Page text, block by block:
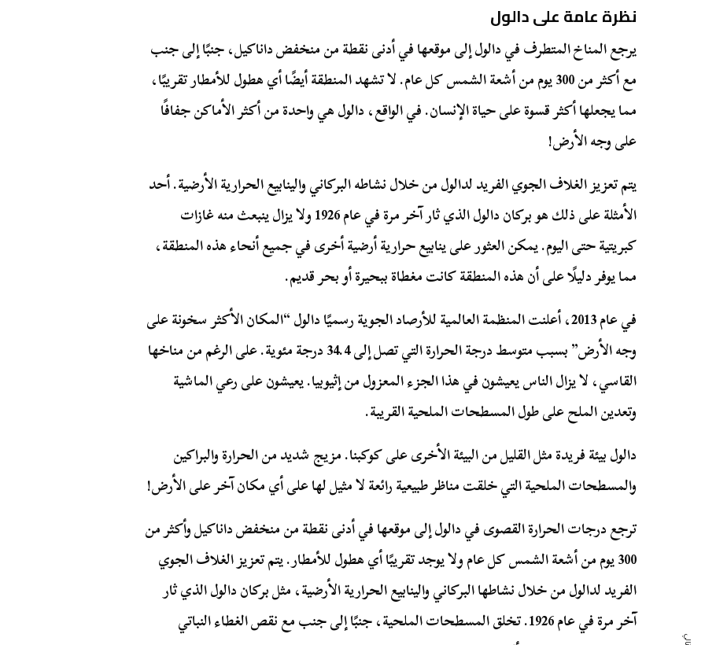
نظرة عامة على دالول
يرجع المناخ المتطرف في دالول إلى موقعها في أدنى نقطة من منخفض داناكيل، جنبًا إلى جنب
مع أكثر من 300 يوم من أشعة الشمس كل عام. لا تشهد المنطقة أيضًا أي هطول للأمطار تقريبًا،
مما يجعلها أكثر قسوة على حياة الإنسان. في الواقع، دالول هي واحدة من أكثر الأماكن جفافًا
على وجه الأرض!
يتم تعزيز الغلاف الجوي الفريد لدالول من خلال نشاطه البركاني والينابيع الحرارية الأرضية. أحد
الأمثلة على ذلك هو بركان دالول الذي ثار آخر مرة في عام 1926 ولا يزال ينبعث منه غازات
كبريتية حتى اليوم. يمكن العثور على ينابيع حرارية أرضية أخرى في جميع أنحاء هذه المنطقة،
مما يوفر دليلًا على أن هذه المنطقة كانت مغطاة ببحيرة أو بحر قديم.
في عام 2013، أعلنت المنظمة العالمية للأرصاد الجوية رسميًا دالول “المكان الأكثر سخونة على
وجه الأرض” بسبب متوسط درجة الحرارة التي تصل إلى 34.4 درجة مئوية. على الرغم من مناخها
القاسي، لا يزال الناس يعيشون في هذا الجزء المعزول من إثيوبيا. يعيشون على رعي الماشية
وتعدين الملح على طول المسطحات الملحية القريبة.
دالول بيئة فريدة مثل القليل من البيئة الأخرى على كوكبنا. مزيج شديد من الحرارة والبراكين
والمسطحات الملحية التي خلقت مناظر طبيعية رائعة لا مثيل لها على أي مكان آخر على الأرض!
ترجع درجات الحرارة القصوى في دالول إلى موقعها في أدنى نقطة من منخفض داناكيل وأكثر من
300 يوم من أشعة الشمس كل عام ولا يوجد تقريبًا أي هطول للأمطار. يتم تعزيز الغلاف الجوي
الفريد لدالول من خلال نشاطها البركاني والينابيع الحرارية الأرضية، مثل بركان دالول الذي ثار
آخر مرة في عام 1926. تخلق المسطحات الملحية، جنبًا إلى جنب مع نقص الغطاء النباتي